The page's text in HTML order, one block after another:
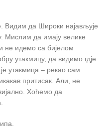
Видим да Широки најављује
Мислим да имају велике
не идемо са бијелом
утакмицу, да видимо гдје
утакмица – рекао сам
притисак. Али, не
Хоћемо да